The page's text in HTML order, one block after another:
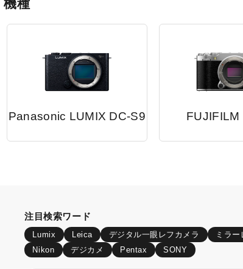
機種
Panasonic LUMIX DC-S9 FUJIFILM
注目検索ワード
Lumix Leica デジタル一眼レフカメラ ミラー
Nikon
デジカメ Pentax SONY